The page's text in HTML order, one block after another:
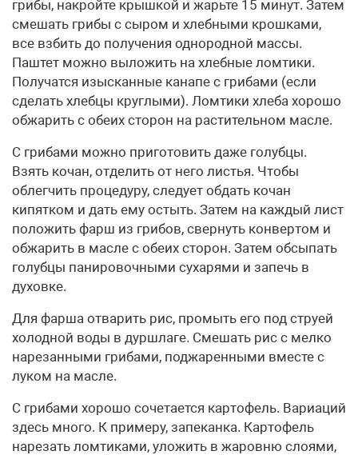
грибы, накройте крышкой и жарьте 15 минут. Затем
смешать грибы с сыром и хлебными крошками,
все взбить до получения однородной массы.
Паштет можно выложить на хлебные ломтики.
Получатся изысканные канапе с грибами (если
сделать хлебцы круглыми). Ломтики хлеба хорошо
обжарить с обеих сторон на растительном масле.
С грибами можно приготовить даже голубцы.
Взять кочан, отделить от него листья. Чтобы
облегчить процедуру, следует обдать кочан
кипятком и дать ему остыть. Затем на каждый лист
положить фарш из грибов, свернуть конвертом и
обжарить в масле с обеих сторон. Затем обсыпать
голубцы панировочными сухарями и запечь в
духовке.
Для фарша отварить рис, промыть его под струей
холодной воды в дуршлаге. Смешать рис с мелко
нарезанными грибами, поджаренными вместе с
луком на масле.
С грибами хорошо сочетается картофель. Вариаций
здесь много. К примеру, запеканка. Картофель
нарезать ломтиками, уложить в жаровню слоями,